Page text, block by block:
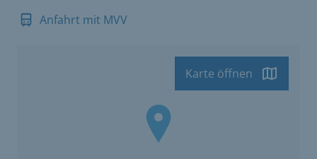
Anfahrt mit MVV
Karte öffnen